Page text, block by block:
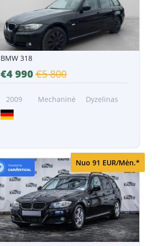
BMW 318
€4 990€5 800
2009 Mechaninė Dyzelinas
Nuo 91 EUR/Mėn.*